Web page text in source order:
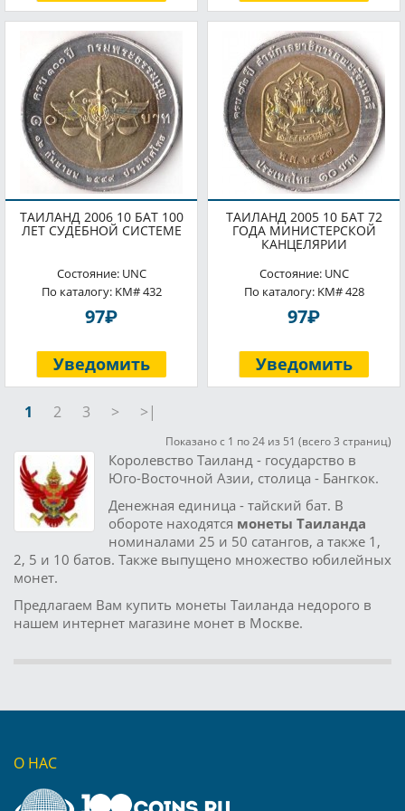
ТАИЛАНД 2006 10 БАТ 100
ЛЕТ СУДЕБНОЙ СИСТЕМЕ
Состояние: UNC
По каталогу: KM# 432
97P
Уведомить
ТАИЛАНД 2005 10 БАТ 72
ГОДА МИНИСТЕРСКОЙ
КАНЦЕЛЯРИИ
Состояние: UNC
По каталогу: KM# 428
97P
Уведомить
1 2 3 > >|
Показано с 1 по 24 из 51 (всего 3 страниц)
Королевство Таиланд - государство в
Юго-Восточной Азии, столица - Бангкок.
Денежная единица - тайский бат. В
обороте находятся монеты Таиланда
номиналами 25 и 50 сатангов, а также 1,
2, 5 и 10 батов. Также выпущено множество юбилейных
монет.
Предлагаем Вам купить монеты Таиланда недорого в
нашем интернет магазине монет в Москве.
О НАС